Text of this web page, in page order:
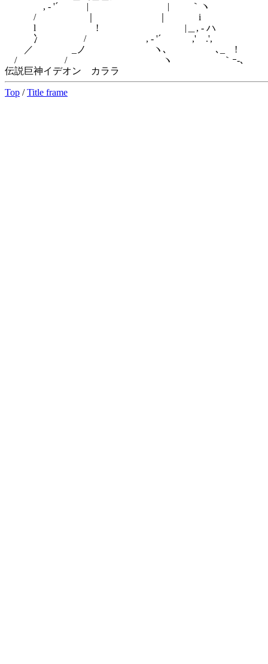
, - '´ | | ｀ヽ
/ ｜ ｜ i
l ! |＿, - ハ
冫 / , - '´ ,' .',
／ _ノ ヽ､ ､_ !
/ / ヽ ｀ｰ-､
伝説巨神イデオン カララ
Top /Title frame